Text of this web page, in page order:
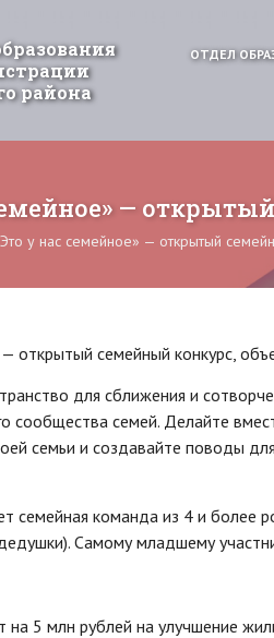
района
ОТДЕЛ
—
у нас семейное» — открытый
открытый семейный конкурс,
для сближения и
сообщества семей. Делайте
семьи и создавайте поводы
семейная команда из 4 и более
Самому младшему
5 млн рублей на улучшение